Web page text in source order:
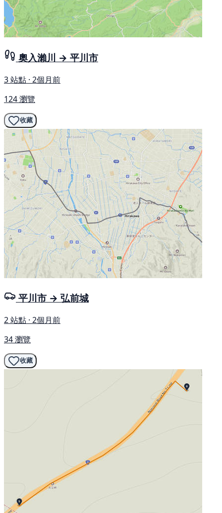
奧入瀨川 → 平川市
3 站點 · 2個月前
124 瀏覽
收藏
平川市 → 弘前城
2 站點 · 2個月前
34 瀏覽
收藏